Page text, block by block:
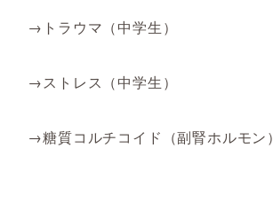
→トラウマ（中学生）
→ストレス（中学生）
→糖質コルチコイド（副腎ホルモン）